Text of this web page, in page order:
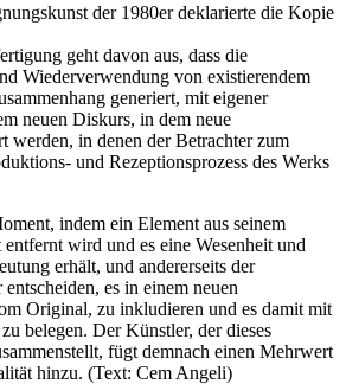
der 1980er deklarierte die Kopie
geht davon aus, dass die
Wiederverwendung von existierendem
generiert, mit eigener
neuen Diskurs, in dem neue
werden, in denen der Betrachter zum
und Rezeptionsprozess des Werks
indem ein Element aus seinem
wird und es eine Wesenheit und
erhält, und andererseits der
es in einem neuen
Original, zu inkludieren und es damit mit
belegen. Der Künstler, der dieses
fügt demnach einen Mehrwert
hinzu. (Text: Cem Angeli)